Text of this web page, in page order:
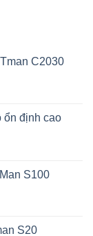
C2030
ổn định cao
S100
S20